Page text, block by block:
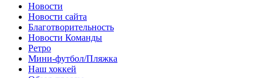
Новости
Новости сайта
Благотворительность
Новости Команды
Ретро
Мини-футбол/Пляжка
Наш хоккей